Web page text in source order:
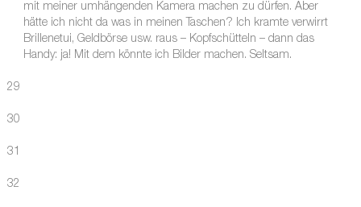
mit meiner umhängenden Kamera machen zu dürfen. Aber
hätte ich nicht da was in meinen Taschen? Ich kramte verwirrt
Brillenetui, Geldbörse usw. raus – Kopfschütteln – dann das
Handy: ja! Mit dem könnte ich Bilder machen. Seltsam.
29
30
31
32